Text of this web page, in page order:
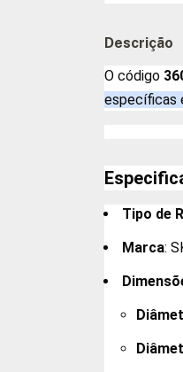
Descrição
O código
específicas
Tipo de
Marca: